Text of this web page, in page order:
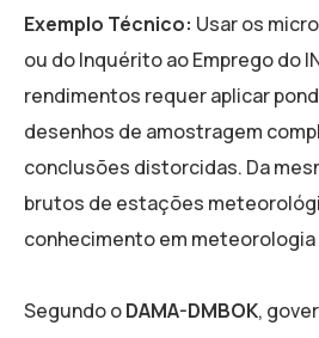
Exemplo Técnico: Usar os
ou do Inquérito ao Emprego do
rendimentos requer aplicar
desenhos de amostragem
conclusões distorcidas. Da
brutos de estações
conhecimento em
Segundo oDAMA-DMBOK,